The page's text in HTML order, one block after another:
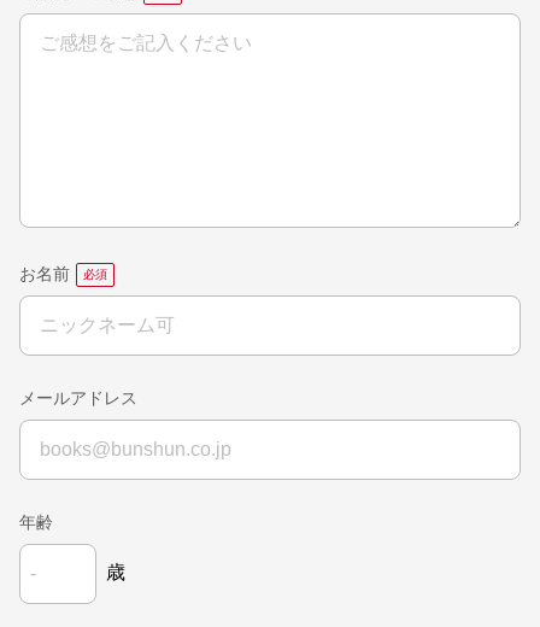
お名前
メールアドレス
年齢
歳